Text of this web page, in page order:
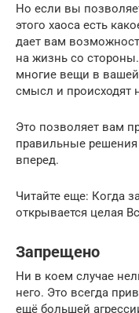
Но если вы
этого хаоса есть
дает вам
на жизнь со
многие вещи в
смысл и происходят
Это позволяет вам
правильные
вперед.
Читайте еще: Когда
открывается целая
Запрещено
Ни в коем случае
него. Это всегда
ещё большей